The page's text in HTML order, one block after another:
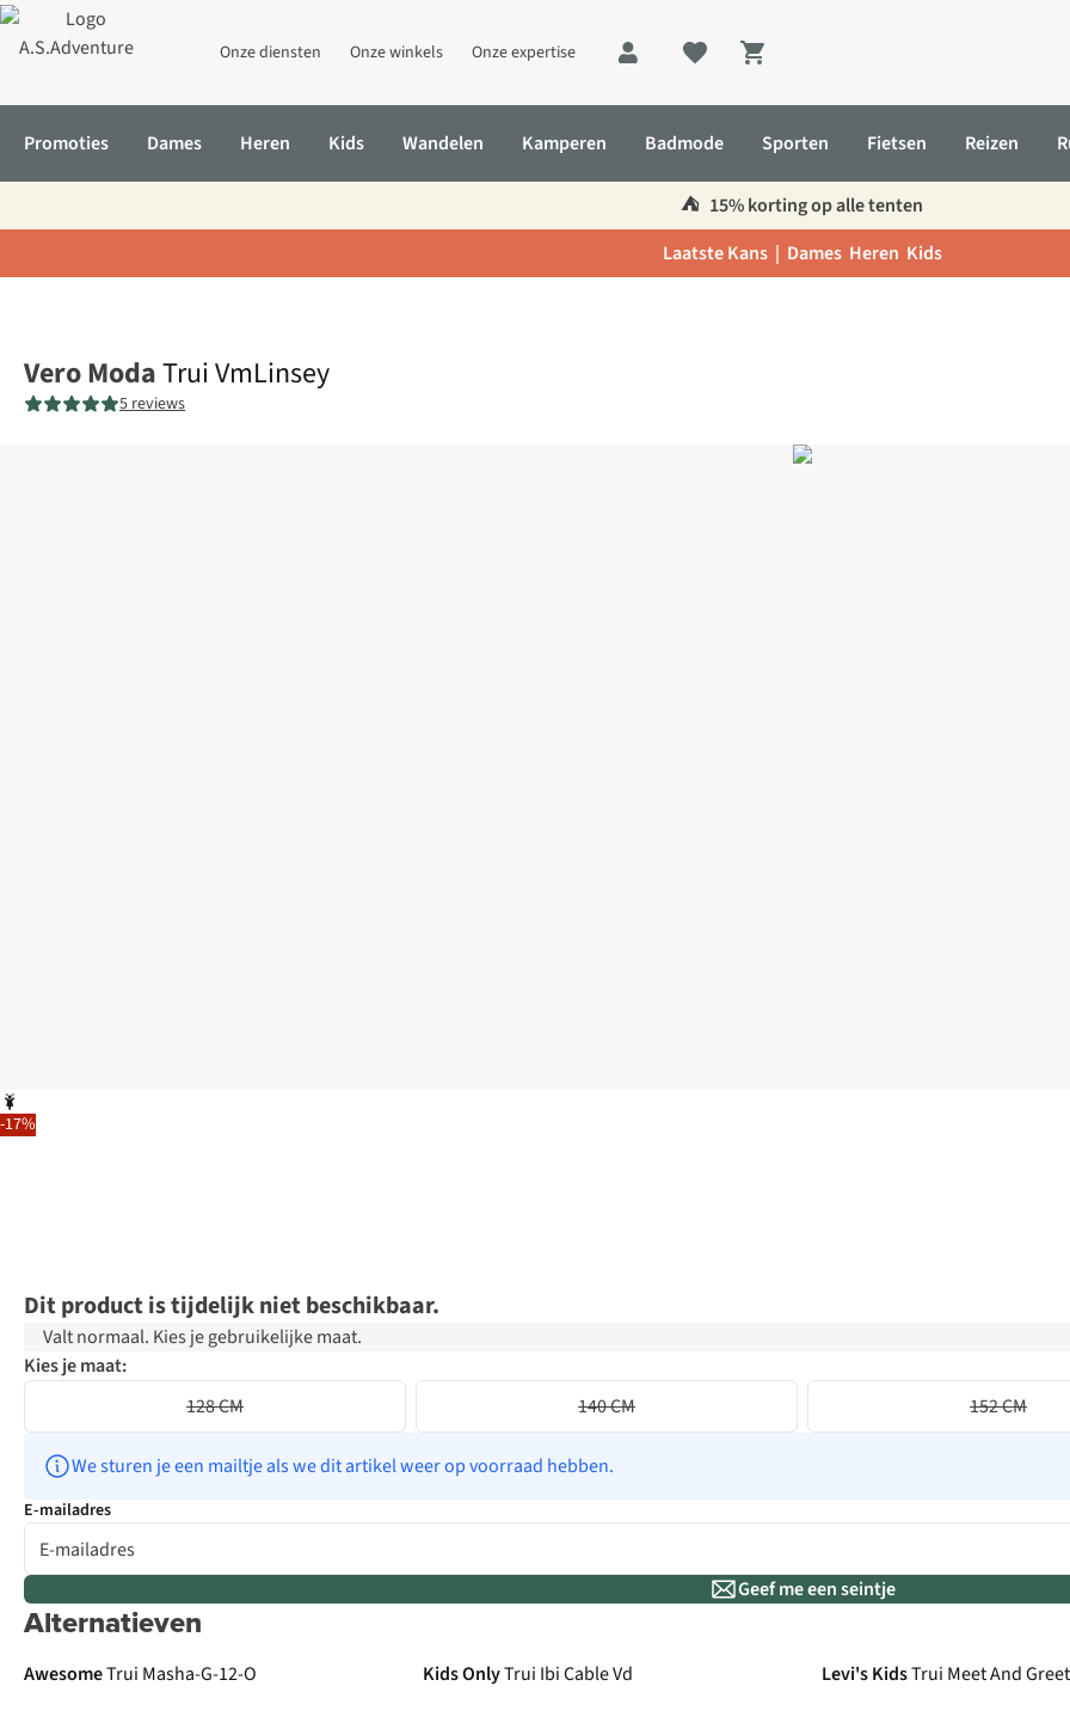
Onze diensten Onze winkels Onze expertise
Shopping cart
Promoties Dames Heren Kids Wandelen Kamperen Badmode Sporten Fietsen Reizen
⛺️ 15% korting op alle tenten
Laatste Kans | Dames Heren Kids
-17%
Vero ModaTrui VmLinsey
5 reviews
Dit product is tijdelijk niet beschikbaar.
Valt normaal. Kies je gebruikelijke maat.
Kies je maat:
128 CM
140 CM 152 CM
We sturen je een mailtje als we dit artikel weer op voorraad hebben.
E-mailadres
Geef me een seintje
Alternatieven
AwesomeTrui Masha-G-12-O Kids OnlyTrui Ibi Cable Vd Levi's KidsTrui Meet And Greet